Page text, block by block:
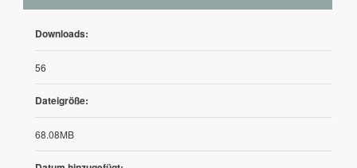
Downloads:
56
Dateigröße:
68.08MB